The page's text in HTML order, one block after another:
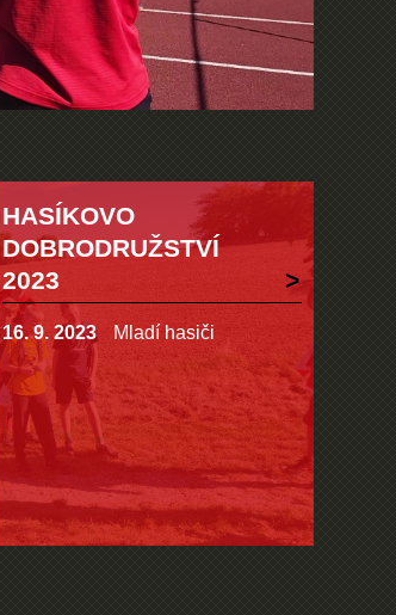
HASÍKOVO
DOBRODRUŽSTVÍ
2023
16. 9. 2023 Mladí hasiči